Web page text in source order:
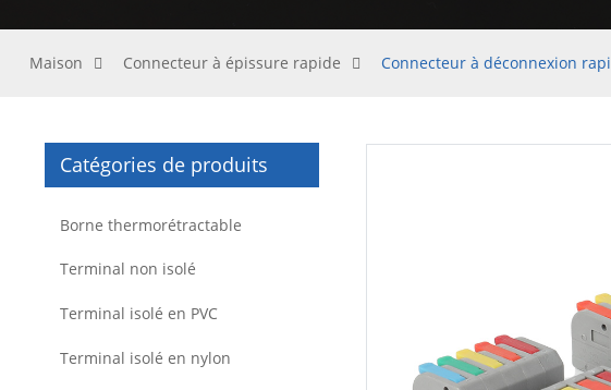
Maison Connecteur à épissure rapide Connecteur à déconnexion
Catégories de produits
Borne thermorétractable
Terminal non isolé
Terminal isolé en PVC
Terminal isolé en nylon